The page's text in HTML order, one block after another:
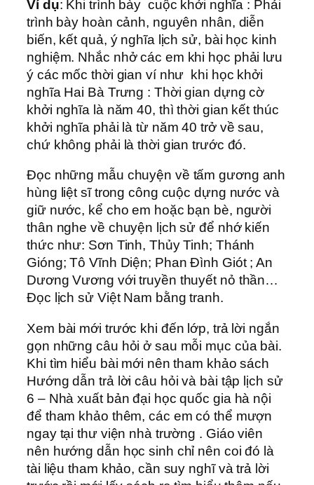
Ví dụ: Khi trình bày cuộc khởi nghĩa : Phải
trình bày hoàn cảnh, nguyên nhân, diễn
biến, kết quả, ý nghĩa lịch sử, bài học kinh
nghiệm. Nhắc nhở các em khi học phải lưu
ý các mốc thời gian ví như khi học khởi
nghĩa Hai Bà Trưng : Thời gian dựng cờ
khởi nghĩa là năm 40, thì thời gian kết thúc
khởi nghĩa phải là từ năm 40 trở về sau,
chứ không phải là thời gian trước đó.
Đọc những mẫu chuyện về tấm gương anh
hùng liệt sĩ trong công cuộc dựng nước và
giữ nước, kể cho em hoặc bạn bè, người
thân nghe về chuyện lịch sử để nhớ kiến
thức như: Sơn Tinh, Thủy Tinh; Thánh
Gióng; Tô Vĩnh Diện; Phan Đình Giót ; An
Dương Vương với truyền thuyết nỏ thần…
Đọc lịch sử Việt Nam bằng tranh.
Xem bài mới trước khi đến lớp, trả lời ngắn
gọn những câu hỏi ở sau mỗi mục của bài.
Khi tìm hiểu bài mới nên tham khảo sách
Hướng dẫn trả lời câu hỏi và bài tập lịch sử
6 – Nhà xuất bản đại học quốc gia hà nội
để tham khảo thêm, các em có thể mượn
ngay tại thư viện nhà trường . Giáo viên
nên hướng dẫn học sinh chỉ nên coi đó là
tài liệu tham khảo, cần suy nghĩ và trả lời